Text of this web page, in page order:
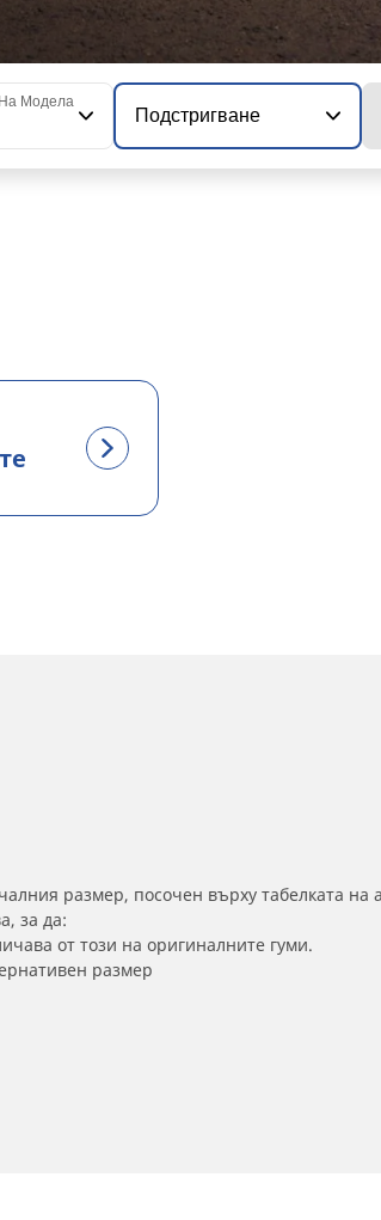
Модела
Подстригване
размер, посочен върху табелката на
за да:
от този на оригиналните гуми.
размер